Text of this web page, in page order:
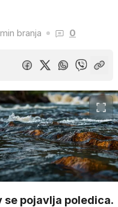
branja 0
pojavlja poledica.